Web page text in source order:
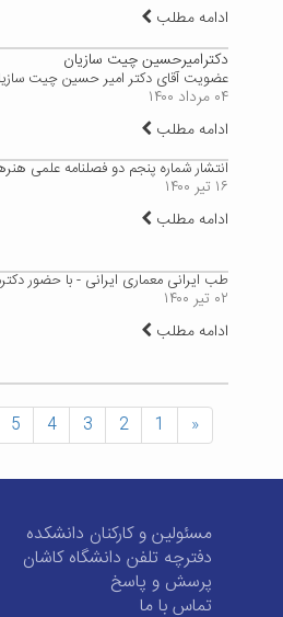
ادامه مطلب
دکترامیرحسین چیت سازیان
عضویت آقای دکتر امیر حسین چیت
۰۴ مرداد ۱۴۰۰
ادامه مطلب
انتشار شماره پنجم دو فصلنامه علمی
۱۶ تیر ۱۴۰۰
ادامه مطلب
طب ایرانی معماری ایرانی - با حضور
۰۲ تیر ۱۴۰۰
ادامه مطلب
«
1
2
3
4
5
مسئولین و کارکنان دانشکده
دفترچه تلفن دانشگاه کاشان
پرسش و پاسخ
تماس با ما